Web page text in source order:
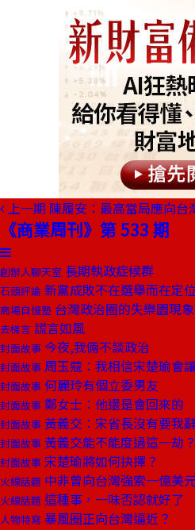
上一期 陳履安：最高當局應向台
《商業周刊》第 533 期
創辦人聊天室 長期執政症候群
石頭評論 新黨成敗不在選舉而在定位
商場自慢塾 台灣政治圈的失樂園現象
去梯言 謊言如風
封面故事 今夜,我倆不談政治
封面故事 周玉蔻：我相信宋楚瑜會
封面故事 何麗玲有個立委男友
封面故事 鄭女士：他還是會回來的
封面故事 黃義交：宋省長沒有要我
封面故事 黃義交能不能度過這一劫？
封面故事 宋楚瑜將如何抉擇？
火線話題 中非曾向台灣強索一億美
火線話題 這種事，一味否認就好了
人物特寫 暴風圈正向台灣逼近？